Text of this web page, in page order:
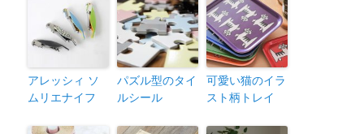
アレッシィ ソ
ムリエナイフ
パズル型のタイ
ルシール
可愛い猫のイラ
スト柄トレイ